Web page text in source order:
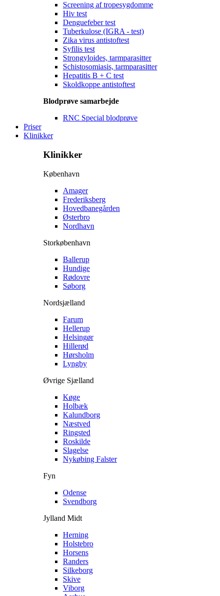
Screening af tropesygdomme
Hiv test
Denguefeber test
Tuberkulose (IGRA - test)
Zika virus antistoftest
Syfilis test
Strongyloides, tarmparasitter
Schistosomiasis, tarmparasitter
Hepatitis B + C test
Skoldkoppe antistoftest
Blodprøve samarbejde
RNC Special blodprøve
Priser
Klinikker
Klinikker
København
Amager
Frederiksberg
Hovedbanegården
Østerbro
Nordhavn
Storkøbenhavn
Ballerup
Hundige
Rødovre
Søborg
Nordsjælland
Farum
Hellerup
Helsingør
Hillerød
Hørsholm
Lyngby
Øvrige Sjælland
Køge
Holbæk
Kalundborg
Næstved
Ringsted
Roskilde
Slagelse
Nykøbing Falster
Fyn
Odense
Svendborg
Jylland Midt
Herning
Holstebro
Horsens
Randers
Silkeborg
Skive
Viborg